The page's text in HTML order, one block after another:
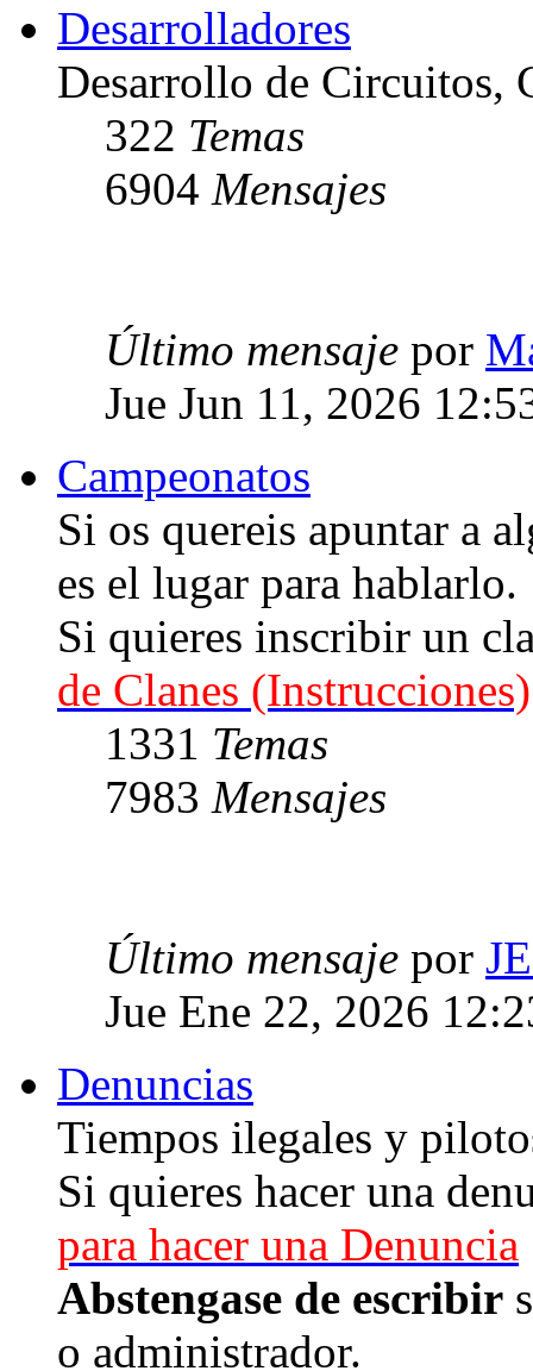
Desarrolladores
Desarrollo de Circuitos,
322 Temas
6904 Mensajes
Último mensaje por
Jue Jun 11, 2026
Campeonatos
Si os quereis apuntar a
es el lugar para hablarlo.
Si quieres inscribir un
de Clanes (Instrucciones)
1331 Temas
7983 Mensajes
Último mensaje por
Jue Ene 22, 2026
Denuncias
Tiempos ilegales y
Si quieres hacer una
para hacer una Denuncia
Abstengase de escribir
o administrador.